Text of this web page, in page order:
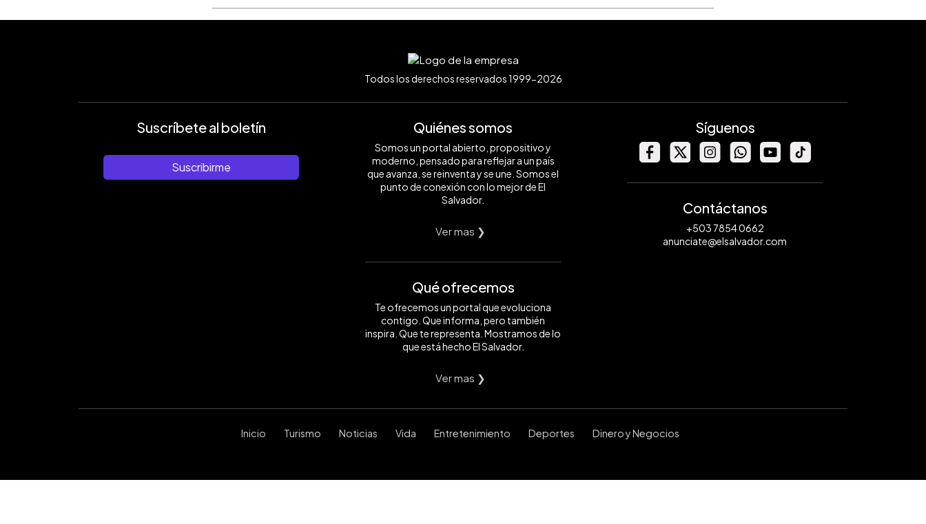
Todos los derechos reservados 1999-2026
Suscríbete al boletín
Suscribirme
Quiénes somos
Somos un portal abierto, propositivo y
moderno, pensado para reflejar a un país
que avanza, se reinventa y se une. Somos el
punto de conexión con lo mejor de El
Salvador.
Ver mas ❯
Qué ofrecemos
Te ofrecemos un portal que evoluciona
contigo. Que informa, pero también
inspira. Que te representa. Mostramos de lo
que está hecho El Salvador.
Ver mas ❯
Síguenos
Contáctanos
+503 7854 0662
anunciate@elsalvador.com
Inicio Turismo Noticias Vida Entretenimiento Deportes Dinero y Negocios